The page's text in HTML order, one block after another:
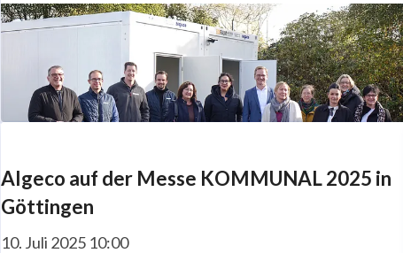
Algeco auf der Messe KOMMUNAL 2025 in
Göttingen
10. Juli 2025 10:00